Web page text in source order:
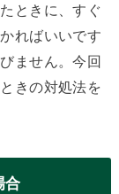
ときに、すぐ
ればいいです
ません。今回
きの対処法を
合